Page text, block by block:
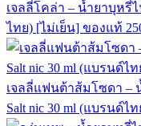
เจลลี่โคล่า – น้ำยาบุหรี่ไ
ไทย) [ไม่เย็น] ของแท้
เจลลี่แฟนต้าส้มโซดา –
Salt nic 30 ml (แบรนด์ไ